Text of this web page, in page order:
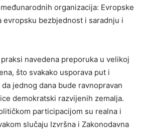
organizacija: Evropske
evropsku bezbjednost i saradnju i
navedena preporuka u velikoj
što svakako usporava put i
jednog dana bude ravnopravan
demokratski razvijenih zemalja.
participacijom su realna i
slučaju Izvršna i Zakonodavna